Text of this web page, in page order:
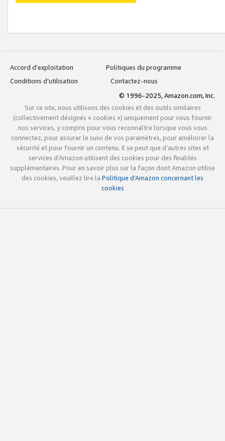
Accord d’exploitation
Politiques du programme
Conditions d’utilisation
Contactez-nous
© 1996-2025, Amazon.com, Inc.
Sur ce site, nous utilisons des cookies et des outils similaires
(collectivement désignés « cookies ») uniquement pour vous fournir
nos services, y compris pour vous reconnaître lorsque vous vous
connectez, pour assurer le suivi de vos paramètres, pour améliorer la
sécurité et pour fournir un contenu. Il se peut que d’autres sites et
services d’Amazon utilisent des cookies pour des finalités
supplémentaires. Pour en savoir plus sur la façon dont Amazon utilise
des cookies, veuillez lire la Politique d’Amazon concernant les
cookies